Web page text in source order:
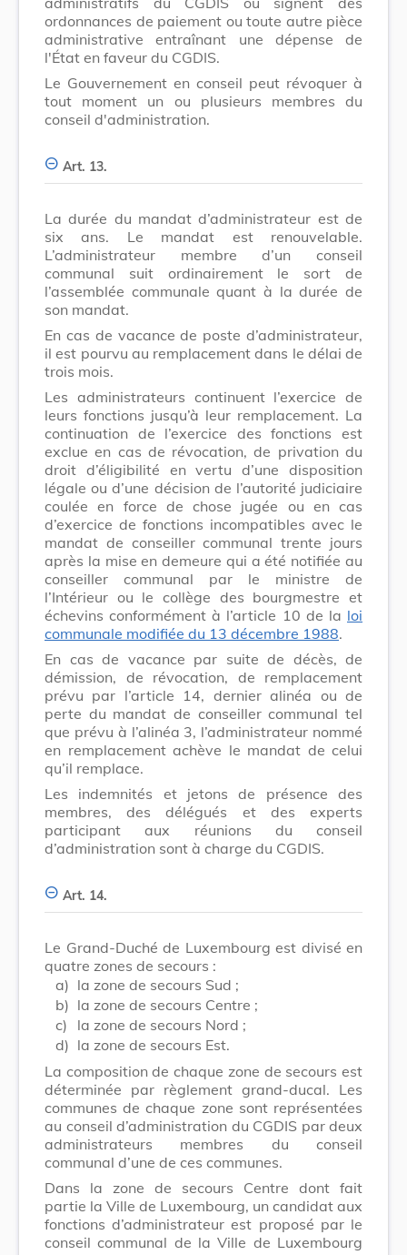
ordonnances de paiement ou toute autre pièce
administrative entraînant une dépense de
l'État en faveur du CGDIS.
Le Gouvernement en conseil peut révoquer à
tout moment un ou plusieurs membres du
conseil d'administration.
Art. 13.
La durée du mandat d’administrateur est de
six ans. Le mandat est renouvelable.
L’administrateur membre d’un conseil
communal suit ordinairement le sort de
l’assemblée communale quant à la durée de
son mandat.
En cas de vacance de poste d’administrateur,
il est pourvu au remplacement dans le délai de
trois mois.
Les administrateurs continuent l’exercice de
leurs fonctions jusqu’à leur remplacement. La
continuation de l’exercice des fonctions est
exclue en cas de révocation, de privation du
droit d’éligibilité en vertu d’une disposition
légale ou d’une décision de l’autorité judiciaire
coulée en force de chose jugée ou en cas
d’exercice de fonctions incompatibles avec le
mandat de conseiller communal trente jours
après la mise en demeure qui a été notifiée au
conseiller communal par le ministre de
l’Intérieur ou le collège des bourgmestre et
échevins conformément à l’article 10 de la loi
communale modifiée du 13 décembre 1988.
En cas de vacance par suite de décès, de
démission, de révocation, de remplacement
prévu par l’article 14, dernier alinéa ou de
perte du mandat de conseiller communal tel
que prévu à l’alinéa 3, l’administrateur nommé
en remplacement achève le mandat de celui
qu’il remplace.
Les indemnités et jetons de présence des
membres, des délégués et des experts
participant aux réunions du conseil
d’administration sont à charge du CGDIS.
Art. 14.
Le Grand-Duché de Luxembourg est divisé en
quatre zones de secours :
a) la zone de secours Sud ;
b) la zone de secours Centre ;
c)
la zone de secours Nord ;
d) la zone de secours Est.
La composition de chaque zone de secours est
déterminée par règlement grand-ducal. Les
communes de chaque zone sont représentées
au conseil d’administration du CGDIS par deux
administrateurs membres du conseil
communal d’une de ces communes.
Dans la zone de secours Centre dont fait
partie la Ville de Luxembourg, un candidat aux
fonctions d’administrateur est proposé par le
conseil communal de la Ville de Luxembourg